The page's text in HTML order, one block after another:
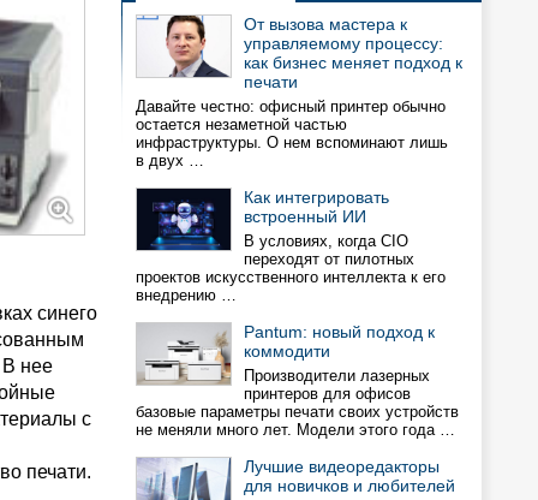
синего
В нее
с
печати.
От вызова мастера к
управляемому процессу:
как бизнес меняет подход к
печати
Давайте честно: офисный принтер обычно
остается незаметной частью
инфраструктуры. О нем вспоминают лишь
в двух …
Как интегрировать
встроенный ИИ
В условиях, когда CIO
переходят от пилотных
проектов искусственного интеллекта к его
внедрению …
Pantum: новый подход к
коммодити
Производители лазерных
принтеров для офисов
базовые параметры печати своих устройств
не меняли много лет. Модели этого года …
Лучшие видеоредакторы
для новичков и любителей